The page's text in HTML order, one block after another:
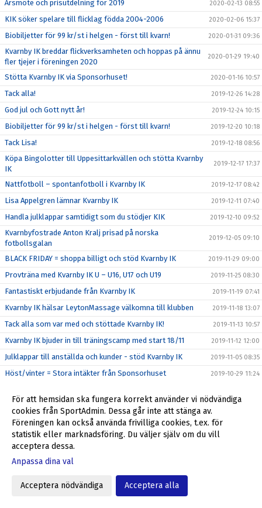
Årsmöte och prisutdelning för 2019 2020-02-13 08:55
KIK söker spelare till flicklag födda 2004-2006 2020-02-06 15:37
Biobiljetter för 99 kr/st i helgen - först till kvarn! 2020-01-31 09:36
Kvarnby IK breddar flickverksamheten och hoppas på ännu
fler tjejer i föreningen 2020
2020-01-29 19:40
Stötta Kvarnby IK via Sponsorhuset! 2020-01-16 10:57
Tack alla! 2019-12-26 14:28
God jul och Gott nytt år! 2019-12-24 10:15
Biobiljetter för 99 kr/st i helgen - först till kvarn! 2019-12-20 10:18
Tack Lisa! 2019-12-18 08:56
Köpa Bingolotter till Uppesittarkvällen och stötta Kvarnby
IK
2019-12-17 17:37
Nattfotboll – spontanfotboll i Kvarnby IK 2019-12-17 08:42
Lisa Appelgren lämnar Kvarnby IK 2019-12-11 07:40
Handla julklappar samtidigt som du stödjer KIK 2019-12-10 09:52
Kvarnbyfostrade Anton Kralj prisad på norska
fotbollsgalan
2019-12-05 09:10
BLACK FRIDAY = shoppa billigt och stöd Kvarnby IK 2019-11-29 09:00
Provträna med Kvarnby IK U – U16, U17 och U19 2019-11-25 08:30
Fantastiskt erbjudande från Kvarnby IK 2019-11-19 07:41
Kvarnby IK hälsar LeytonMassage välkomna till klubben 2019-11-18 13:07
Tack alla som var med och stöttade Kvarnby IK! 2019-11-13 10:57
Kvarnby IK bjuder in till träningscamp med start 18/11 2019-11-12 12:00
Julklappar till anställda och kunder - stöd Kvarnby IK 2019-11-05 08:35
Höst/vinter = Stora intäkter från Sponsorhuset 2019-10-29 11:24
Stadium Memberdays - 25% rabatt! 2019-10-25 09:15
P04 klara för P16 Nationella 2020 2019-10-20 12:31
P04 kvalar till P16 Nationella 2020 2019-10-16 16:44
Föreningsdagar på Stadium Svågertorp börjar nu
Stöd Kvarnby IK när du handlar på Flügger Färg
För att hemsidan ska fungera korrekt använder vi nödvändiga
cookies från SportAdmin. Dessa går inte att stänga av.
Föreningen kan också använda frivilliga cookies, t.ex. för
statistik eller marknadsföring. Du väljer själv om du vill
acceptera dessa.
Anpassa dina val
Acceptera nödvändiga Acceptera alla